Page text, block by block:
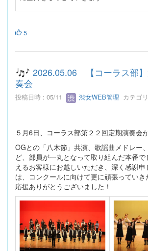
5
2026.05.06 【コーラス部
奏会
投稿日時 : 05/11 渋女WEB管理 カテゴ
５月6日、コーラス部第２２回定期演奏会
OGとの「八木節」共演、歌謡曲メドレー
ど、部員が一丸となって取り組んだ本番
えるお客様にお越しいただき、深く感謝
は、コンクールに向けて更に頑張っていき
応援ありがとうございました！